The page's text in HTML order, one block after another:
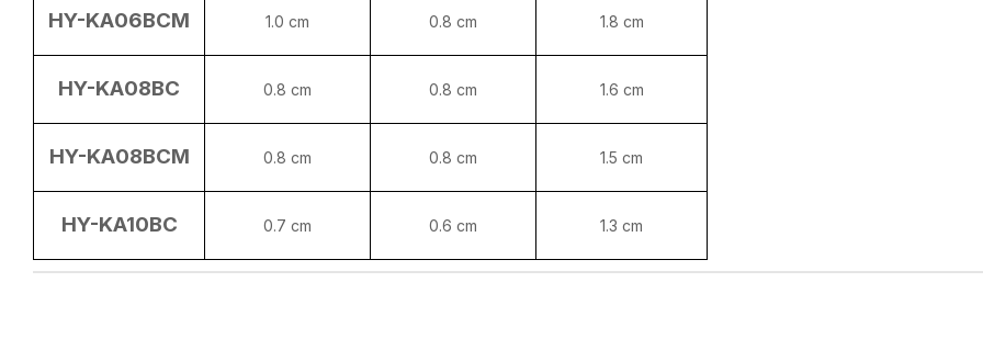
HY-KA06BCM 1.0 cm 0.8 cm 1.8 cm
HY-KA08BC 0.8 cm 0.8 cm 1.6 cm
HY-KA08BCM 0.8 cm 0.8 cm 1.5 cm
HY-KA10BC 0.7 cm 0.6 cm 1.3 cm